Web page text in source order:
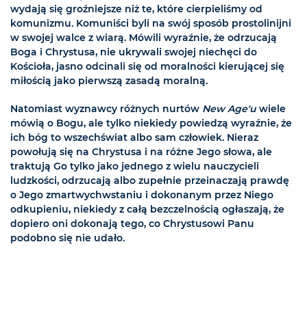
wydają się groźniejsze niż te, które cierpieliśmy od
komunizmu. Komuniści byli na swój sposób prostolinijni
w swojej walce z wiarą. Mówili wyraźnie, że odrzucają
Boga i Chrystusa, nie ukrywali swojej niechęci do
Kościoła, jasno odcinali się od moralności kierującej się
miłością jako pierwszą zasadą moralną.
Natomiast wyznawcy różnych nurtów New Age'uwiele
mówią o Bogu, ale tylko niekiedy powiedzą wyraźnie, że
ich bóg to wszechświat albo sam człowiek. Nieraz
powołują się na Chrystusa i na różne Jego słowa, ale
traktują Go tylko jako jednego z wielu nauczycieli
ludzkości, odrzucają albo zupełnie przeinaczają prawdę
o Jego zmartwychwstaniu i dokonanym przez Niego
odkupieniu, niekiedy z całą bezczelnością ogłaszają, że
dopiero oni dokonają tego, co Chrystusowi Panu
podobno się nie udało.